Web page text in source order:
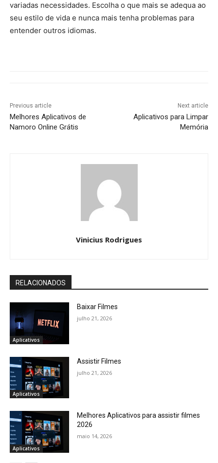
variadas necessidades. Escolha o que mais se adequa ao
seu estilo de vida e nunca mais tenha problemas para
entender outros idiomas.
Previous article
Melhores Aplicativos de
Namoro Online Grátis
Next article
Aplicativos para Limpar
Memória
Vinicius Rodrigues
RELACIONADOS
Aplicativos
Baixar Filmes
julho 21, 2026
Aplicativos
Assistir Filmes
julho 21, 2026
Aplicativos
Melhores Aplicativos para assistir filmes
2026
maio 14, 2026